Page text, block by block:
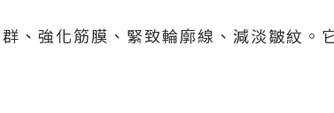
、強化筋膜、緊致輪廓線、減淡皺紋。